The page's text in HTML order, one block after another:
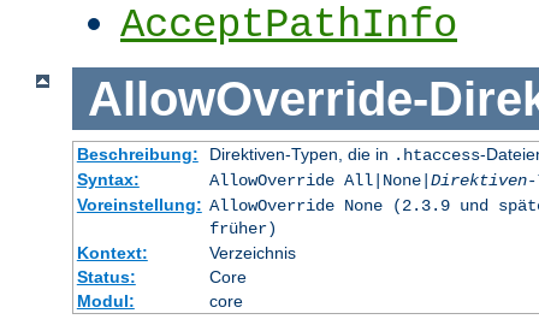
AcceptPathInfo
AllowOverride-
Beschreibung: Direktiven-Typen, die in .htaccess-
Syntax:
AllowOverride All|None| Direktiven-
Voreinstellung: AllowOverride None (2.3.9 und
früher)
Kontext:
Verzeichnis
Status:
Core
Modul:
core